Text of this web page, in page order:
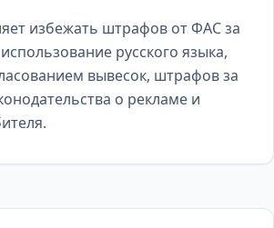
избежать штрафов от ФАС за
русского языка,
вывесок, штрафов за
о рекламе и